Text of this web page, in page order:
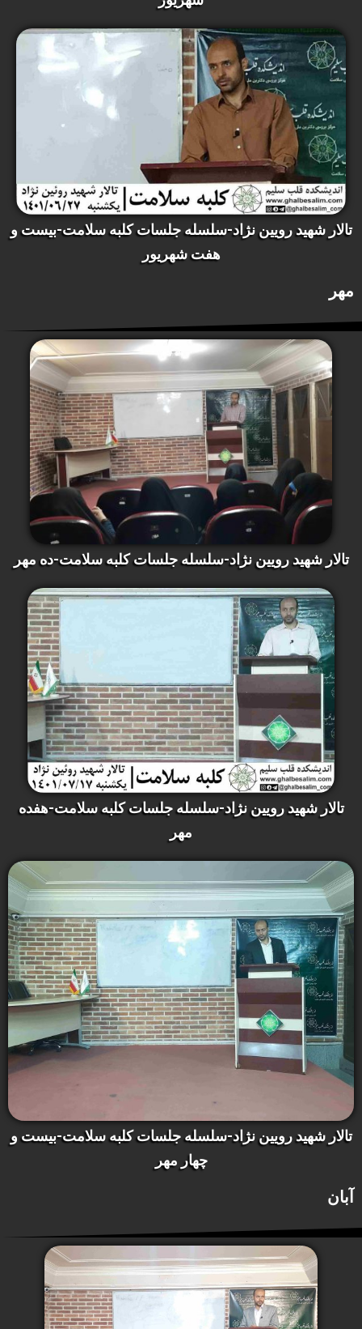
تالار شهید رویین نژاد-سلسله جلسات کلبه سلامت-بیست و
هفت شهریور
مهر
تالار شهید رویین نژاد-سلسله جلسات کلبه سلامت-ده مهر
تالار شهید رویین نژاد-سلسله جلسات کلبه سلامت-هفده
مهر
تالار شهید رویین نژاد-سلسله جلسات کلبه سلامت-بیست و
چهار مهر
آبان